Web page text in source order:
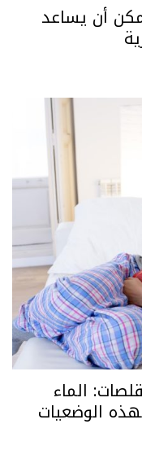
أن يساعد
الماء
الوضعيات